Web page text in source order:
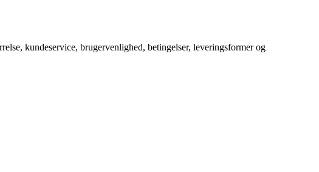
kundeservice, brugervenlighed, betingelser, leveringsformer og